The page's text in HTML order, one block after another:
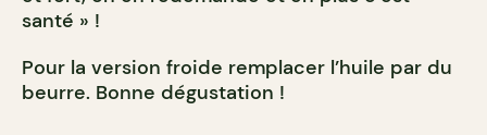
santé » !
Pour la version froide remplacer l’huile par du
beurre. Bonne dégustation !